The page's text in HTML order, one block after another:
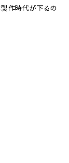
製作時代が下るの